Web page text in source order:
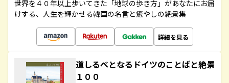
世界を４０年以上歩いてきた「地球の歩き方」があなたにお届
けする、人生を輝かせる韓国の名言と癒やしの絶景集
詳細を見る
道しるべとなるドイツのことばと絶景
１００